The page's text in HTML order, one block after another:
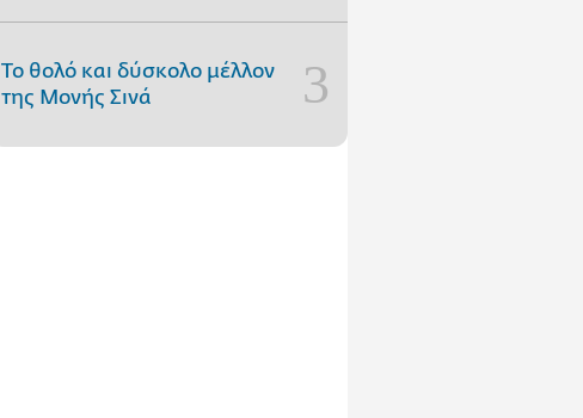
Το θολό και δύσκολο μέλλον
της Μονής Σινά